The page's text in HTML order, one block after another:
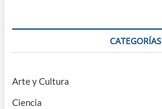
CATEGORÍAS
Arte y Cultura
Ciencia